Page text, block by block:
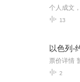
个人成文
13
以色列-
2